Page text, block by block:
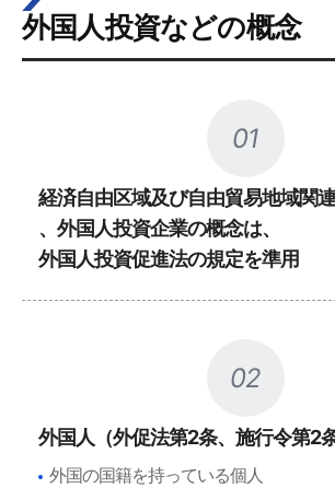
外国人投資などの概念
01
経済自由区域及び自由貿易地域関
、外国人投資企業の概念は、
外国人投資促進法の規定を準用
02
外国人（外促法第2条、施行令第2条
外国の国籍を持っている個人